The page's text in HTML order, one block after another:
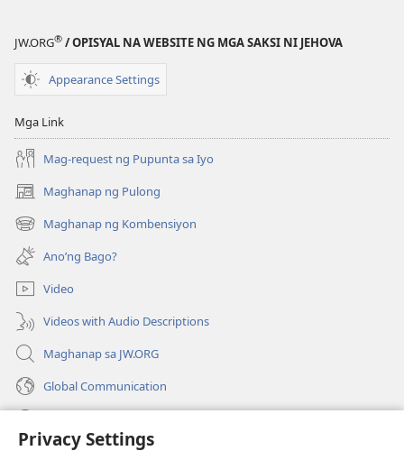
Privacy Settings
JW.ORG® / OPISYAL NA WEBSITE NG MGA SAKSI NI JEHOVA
Appearance Settings
Mga Link
Mag-request ng Pupunta sa Iyo
Maghanap ng Pulong
(may
bubukas
na
bagong
window)
Maghanap ng Kombensiyon
(may
bubukas
na
bagong
window)
Ano’ng Bago?
Video
Videos with Audio Descriptions
Maghanap sa JW.ORG
Global Communication